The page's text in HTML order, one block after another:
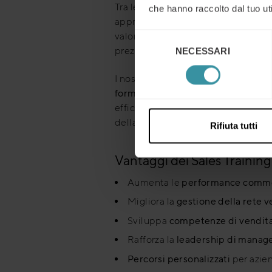
che hanno raccolto dal tuo
Selezione
NECESSARI
Rifiuta tutti
Tra le metodologie utilizzate nei
approccio che aiuta i team
valore delle soluzioni proposte e
prezzo.
I nostri programmi possono
formazione online e webinar
efficace in funzione degli
della
leadership a distanza, rivolti
Vantaggi dei Sales
Aumenta le performance
Migliora la gestione della rete
Sviluppa competenze di
Rafforza la leadership di
Percorsi personalizzati per